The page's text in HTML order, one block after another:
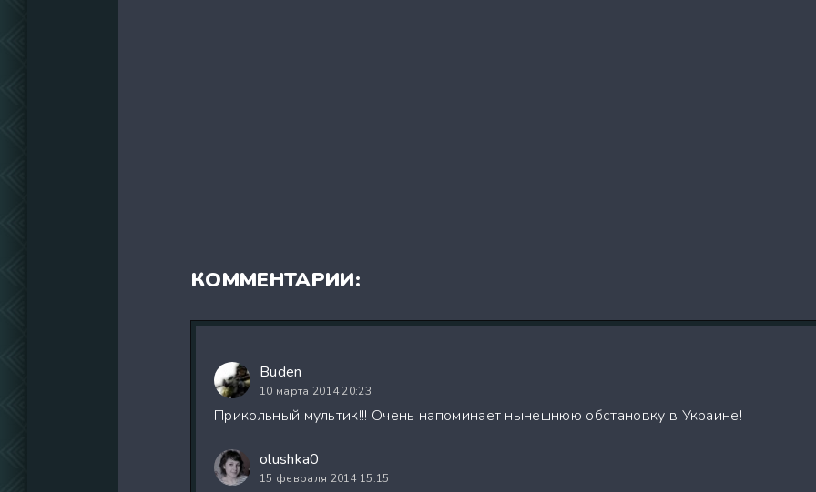
КОММЕНТАРИИ:
Buden
10 марта 2014 20:23
Прикольный мультик!!! Очень напоминает нынешнюю обстановку в Украине!
olushka0
15 февраля 2014 15:15